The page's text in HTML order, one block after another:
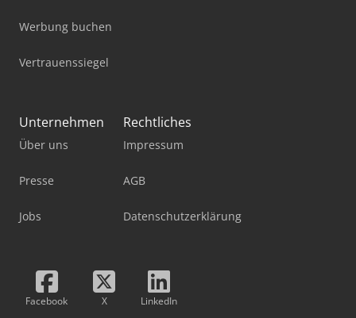
Werbung buchen
Vertrauenssiegel
Unternehmen
Über uns
Presse
Jobs
Rechtliches
Impressum
AGB
Datenschutzerklärung
Facebook X LinkedIn